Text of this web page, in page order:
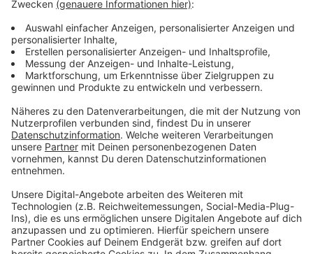
Rettungseinsätze bei Seen